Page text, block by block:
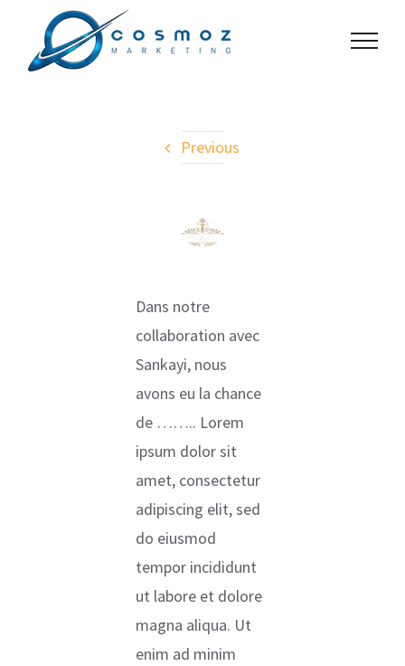
contenu
Previous
View
Dans notre
collaboration avec
Sankayi, nous
avons eu la chance
de …….. Lorem
ipsum dolor sit
amet, consectetur
adipiscing elit, sed
do eiusmod
tempor incididunt
ut labore et dolore
magna aliqua. Ut
enim ad minim